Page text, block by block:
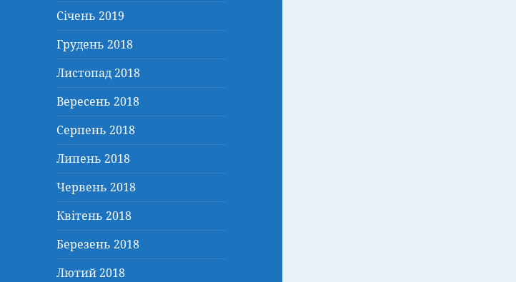
Січень 2019
Грудень 2018
Листопад 2018
Вересень 2018
Серпень 2018
Липень 2018
Червень 2018
Квітень 2018
Березень 2018
Лютий 2018